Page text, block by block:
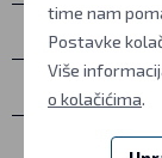
Više
Ostalo
time nam
Postavke
Više
o kolačićima.